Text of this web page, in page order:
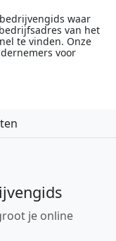
waar
van het
te vinden. Onze
voor
je online